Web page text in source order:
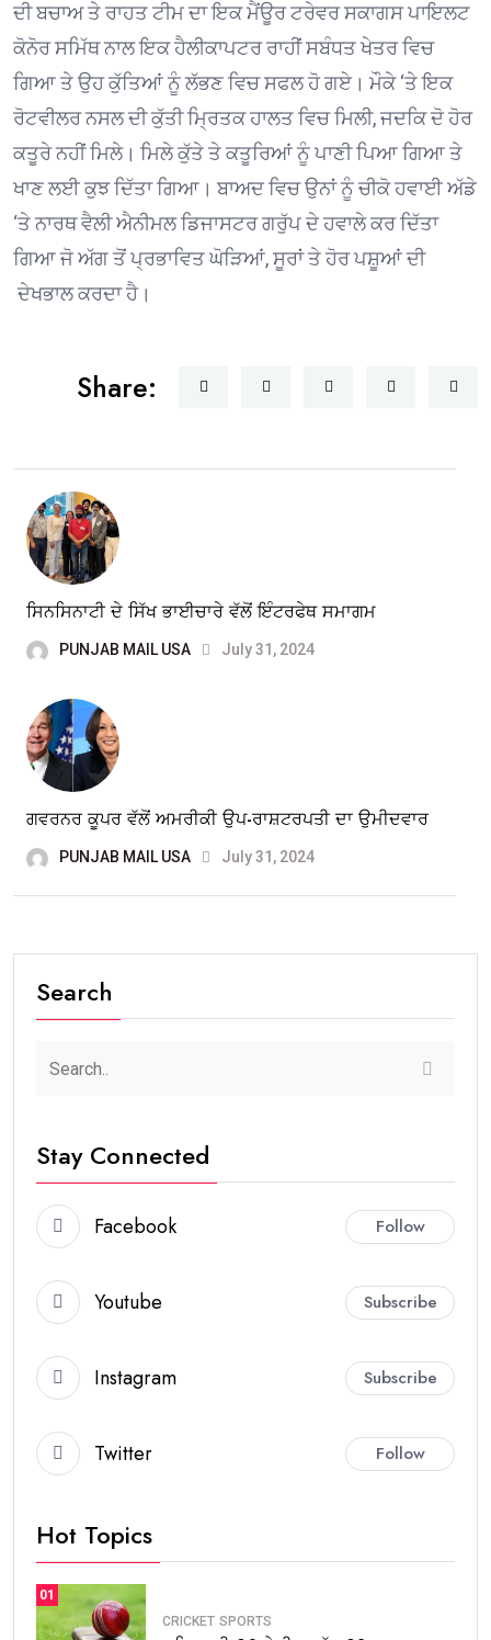
ਦੀ ਬਚਾਅ ਤੇ ਰਾਹਤ ਟੀਮ ਦਾ ਇਕ ਮੈਂਊਰ ਟਰੇਵਰ ਸਕਾਗਸ ਪਾਇਲਟ
ਕੋਨੋਰ ਸਮਿੱਥ ਨਾਲ ਇਕ ਹੈਲੀਕਾਪਟਰ ਰਾਹੀਂ ਸਬੰਧਤ ਖੇਤਰ ਵਿਚ
ਗਿਆ ਤੇ ਉਹ ਕੁੱਤਿਆਂ ਨੂੰ ਲੱਭਣ ਵਿਚ ਸਫਲ ਹੋ ਗਏ। ਮੌਕੇ ‘ਤੇ ਇਕ
ਰੋਟਵੀਲਰ ਨਸਲ ਦੀ ਕੁੱਤੀ ਮ੍ਰਿਤਕ ਹਾਲਤ ਵਿਚ ਮਿਲੀ, ਜਦਕਿ ਦੋ ਹੋਰ
ਕਤੂਰੇ ਨਹੀਂ ਮਿਲੇ। ਮਿਲੇ ਕੁੱਤੇ ਤੇ ਕਤੂਰਿਆਂ ਨੂੰ ਪਾਣੀ ਪਿਆ ਗਿਆ ਤੇ
ਖਾਣ ਲਈ ਕੁਝ ਦਿੱਤਾ ਗਿਆ। ਬਾਅਦ ਵਿਚ ਉਨਾਂ ਨੂੰ ਚੀਕੋ ਹਵਾਈ ਅੱਡੇ
‘ਤੇ ਨਾਰਥ ਵੈਲੀ ਐਨੀਮਲ ਡਿਜਾਸਟਰ ਗਰੁੱਪ ਦੇ ਹਵਾਲੇ ਕਰ ਦਿੱਤਾ
ਗਿਆ ਜੋ ਅੱਗ ਤੋਂ ਪ੍ਰਭਾਵਿਤ ਘੋੜਿਆਂ, ਸੂਰਾਂ ਤੇ ਹੋਰ ਪਸ਼ੂਆਂ ਦੀ
ਦੇਖਭਾਲ ਕਰਦਾ ਹੈ।
Share:
ਸਿਨਸਿਨਾਟੀ ਦੇ ਸਿੱਖ ਭਾਈਚਾਰੇ ਵੱਲੋਂ ਇੰਟਰਫੇਥ ਸਮਾਗਮ
PUNJAB MAIL USA July 31, 2024
ਗਵਰਨਰ ਕੂਪਰ ਵੱਲੋਂ ਅਮਰੀਕੀ ਉਪ-ਰਾਸ਼ਟਰਪਤੀ ਦਾ ਉਮੀਦਵਾਰ
PUNJAB MAIL USA July 31, 2024
Search
Stay Connected
Facebook Follow
Youtube Subscribe
Instagram Subscribe
Twitter Follow
Hot Topics
01
CRICKET SPORTS